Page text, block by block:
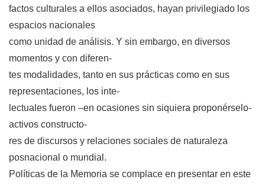
factos culturales a ellos asociados, hayan privilegiado los
espacios nacionales
como unidad de análisis. Y sin embargo, en diversos
momentos y con diferen-
tes modalidades, tanto en sus prácticas como en sus
representaciones, los inte-
lectuales fueron –en ocasiones sin siquiera proponérselo-
activos constructo-
res de discursos y relaciones sociales de naturaleza
posnacional o mundial.
Políticas de la Memoria se complace en presentar en este